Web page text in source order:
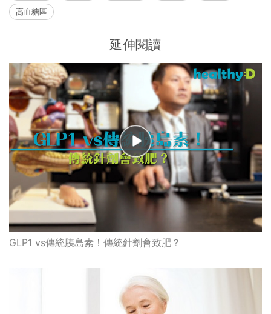
高血糖區
延伸閱讀
GLP1 vs傳統胰島素！傳統針劑會致肥？